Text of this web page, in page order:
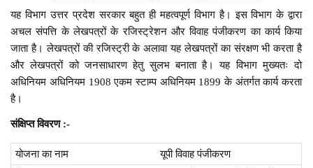
यह विभाग उत्तर प्रदेश सरकार बहुत ही महत्वपूर्ण विभाग है। इस विभाग के द्वारा
अचल संपत्ति के लेखपत्रों के रजिस्ट्रेशन और विवाह पंजीकरण का कार्य किया
जाता है। लेखपत्रों की रजिस्ट्री के अलावा यह लेखपत्रों का संरक्षण भी करता है
और लेखपत्रों को जनसाधारण हेतु सुलभ बनाता है। यह विभाग मुख्यतः दो
अधिनियम अधिनियम 1908 एकम स्टाम्प अधिनियम 1899 के अंतर्गत कार्य करता
है।
संक्षिप्त विवरण :-
योजना का नाम
यूपी विवाह पंजीकरण